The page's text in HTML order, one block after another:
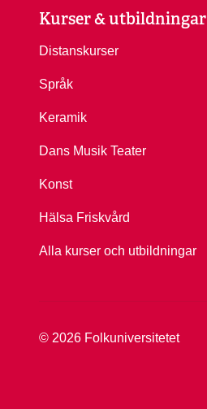
Kurser & utbildningar
Distanskurser
Språk
Keramik
Dans Musik Teater
Konst
Hälsa Friskvård
Alla kurser och utbildningar
© 2026 Folkuniversitetet